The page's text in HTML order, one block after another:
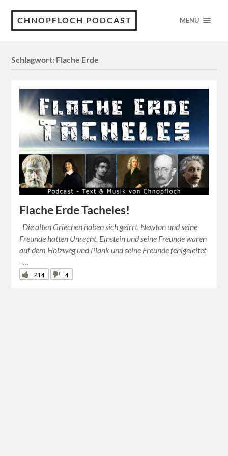
CHNOPFLOCH PODCAST MENÜ
Schlagwort: Flache Erde
Flache Erde Tacheles!
Die alten Griechen haben sich geirrt, Newton und seine
Freunde hatten Unrecht, Einstein und seine Freunde waren
auf dem Holzweg und Plank und seine Freunde fehlgeleitet
–…
214 4